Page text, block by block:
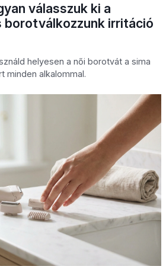
válasszuk ki a
irritáció
helyesen a női borotvát a sima
minden alkalommal.